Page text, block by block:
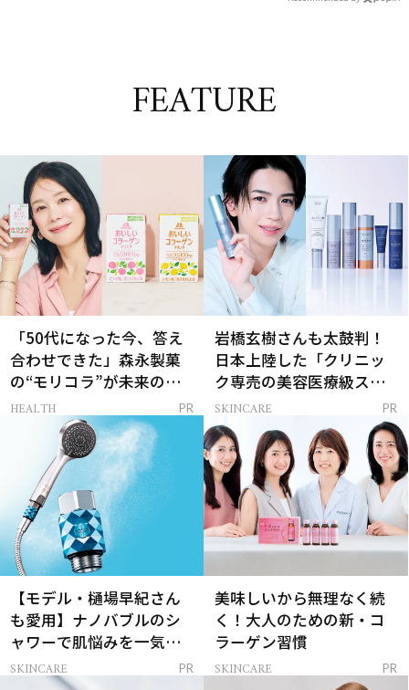
FEATURE
「50代になった今、答え
合わせできた」森永製菓
の“モリコラ”が未来のキ
レイを連れてくる！
HEALTH PR
岩橋玄樹さんも太鼓判！
日本上陸した「クリニッ
ク専売の美容医療級スキ
ンケア」
SKINCARE PR
【モデル・樋場早紀さん
も愛用】ナノバブルのシ
ャワーで肌悩みを一気に
解決
SKINCARE PR
美味しいから無理なく続
く！大人のための新・コ
ラーゲン習慣
SKINCARE PR